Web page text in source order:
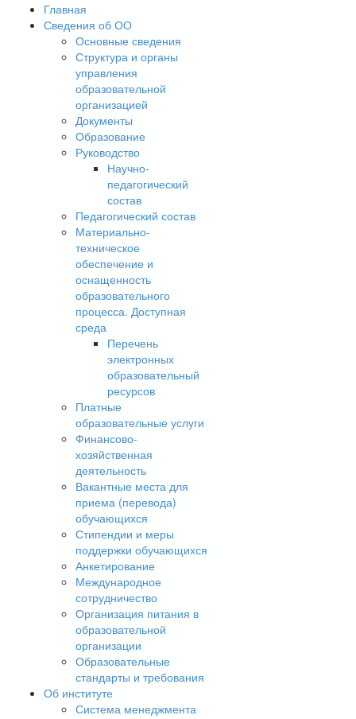
Главная
Сведения об ОО
Основные сведения
Структура и органы
управления
образовательной
организацией
Документы
Образование
Руководство
Научно-
педагогический
состав
Педагогический состав
Материально-
техническое
обеспечение и
оснащенность
образовательного
процесса. Доступная
среда
Перечень
электронных
образовательный
ресурсов
Платные
образовательные услуги
Финансово-
хозяйственная
деятельность
Вакантные места для
приема (перевода)
обучающихся
Стипендии и меры
поддержки обучающихся
Анкетирование
Международное
сотрудничество
Организация питания в
образовательной
организации
Образовательные
стандарты и требования
Об институте
Система менеджмента